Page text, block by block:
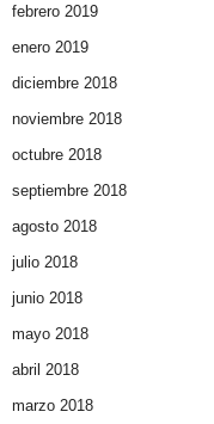
febrero 2019
enero 2019
diciembre 2018
noviembre 2018
octubre 2018
septiembre 2018
agosto 2018
julio 2018
junio 2018
mayo 2018
abril 2018
marzo 2018